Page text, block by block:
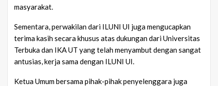
masyarakat.
Sementara, perwakilan dari ILUNI UI juga mengucapkan
terima kasih secara khusus atas dukungan dari Universitas
Terbuka dan IKA UT yang telah menyambut dengan sangat
antusias, kerja sama dengan ILUNI UI.
Ketua Umum bersama pihak-pihak penyelenggara juga